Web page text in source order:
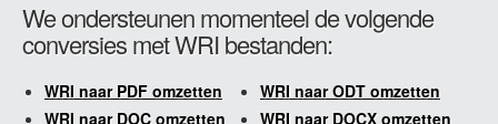
We ondersteunen momenteel de volgende
conversies met WRI bestanden:
WRI naar PDF omzetten
WRI naar ODT omzetten
WRI naar DOC omzetten
WRI naar DOCX omzetten